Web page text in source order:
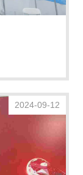
2024-09-12